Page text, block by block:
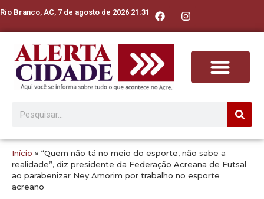
Rio Branco, AC, 7 de agosto de 2026 21:31
Início » “Quem não tá no meio do esporte, não sabe a
realidade”, diz presidente da Federação Acreana de Futsal
ao parabenizar Ney Amorim por trabalho no esporte
acreano